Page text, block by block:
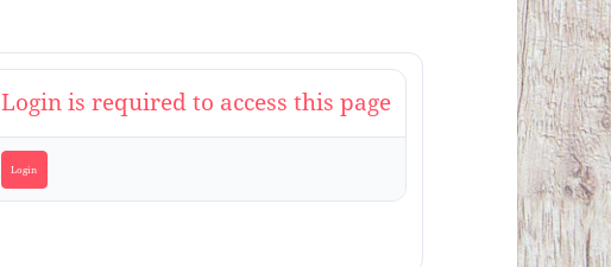
Login is required to access this page
Login